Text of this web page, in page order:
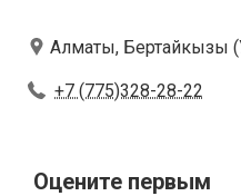
Алматы, Бертайкызы
+7 (775)328-28-22
Оцените первым